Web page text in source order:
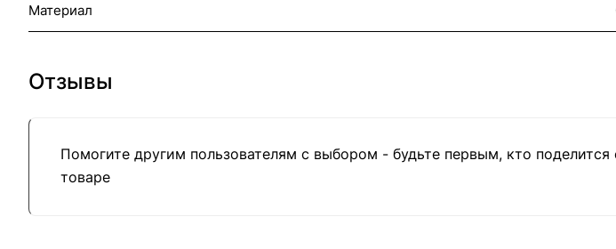
Материал
Отзывы
Помогите другим пользователям с выбором - будьте первым, кто
товаре